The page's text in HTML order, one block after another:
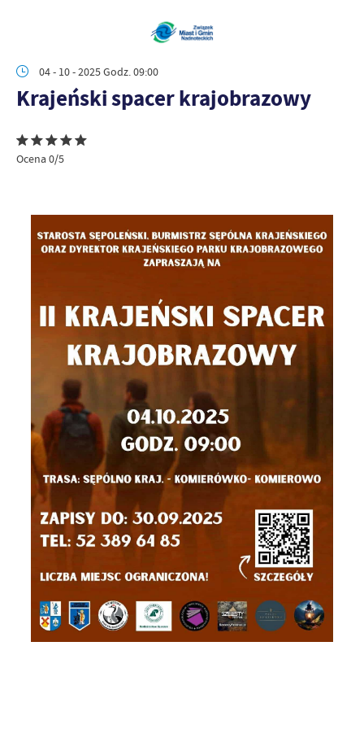
04 - 10 - 2025 Godz. 09:00
Krajeński spacer krajobrazowy
Ocena 0/5